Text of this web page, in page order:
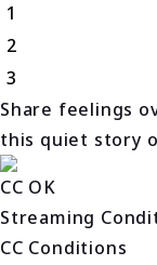
1
2
3
Share feelings
this quiet story
CC OK
Streaming
CC Conditions